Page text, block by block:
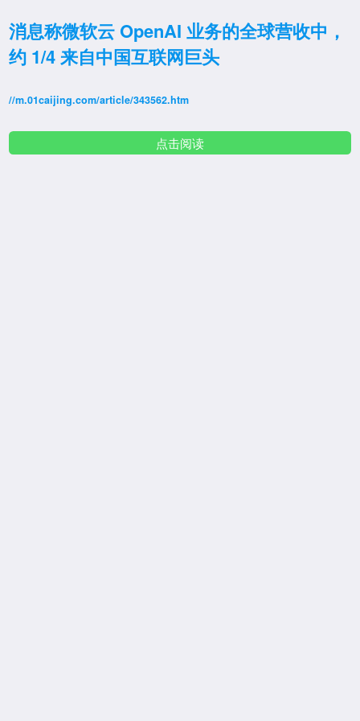
消息称微软云 OpenAI 业务的全球营收中，
约 1/4 来自中国互联网巨头
//m.01caijing.com/article/343562.htm
点击阅读